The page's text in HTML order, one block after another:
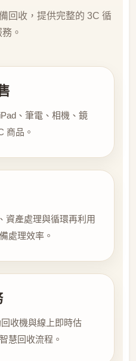
回收，提供完整的 3C 循
。
、筆電、相機、鏡
商品。
資產處理與循環再利用
處理效率。
收機與線上即時估
慧回收流程。